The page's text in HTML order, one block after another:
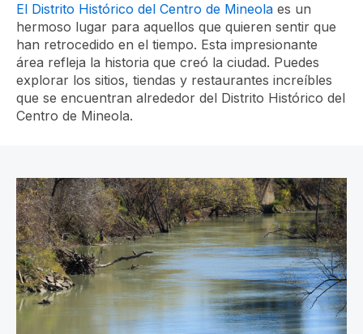
El Distrito Histórico del Centro de Mineola es un
hermoso lugar para aquellos que quieren sentir que
han retrocedido en el tiempo. Esta impresionante
área refleja la historia que creó la ciudad. Puedes
explorar los sitios, tiendas y restaurantes increíbles
que se encuentran alrededor del Distrito Histórico del
Centro de Mineola.